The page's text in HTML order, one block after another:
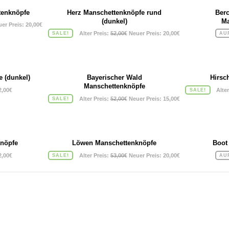
Preis: 20,00€Aktueller
Preis
Herz Manschettenknöpfe rund
(dunkel)
SALE! Alter Preis: 52,00€ Ursprünglicher
Neuer Preis: 20,00€Aktueller
(dunkel)
€
Bayerischer Wald
Manschettenknöpfe
SALE! Alter Preis: 52,00€ Ursprünglicher
Neuer Preis: 15,00€Aktueller
SALE!
€
Löwen Manschettenknöpfe
SALE! Alter Preis: 53,00€ Ursprünglicher
war:
Neuer Preis: 20,00€Aktueller
ist: